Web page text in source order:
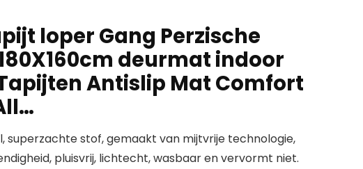
loper Gang Perzische
deurmat indoor
Antislip Mat Comfort
superzachte stof, gemaakt van mijtvrije technologie,
pluisvrij, lichtecht, wasbaar en vervormt niet.